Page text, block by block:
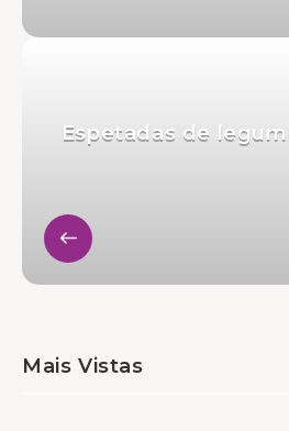
Espetadas de
Mais Vistas